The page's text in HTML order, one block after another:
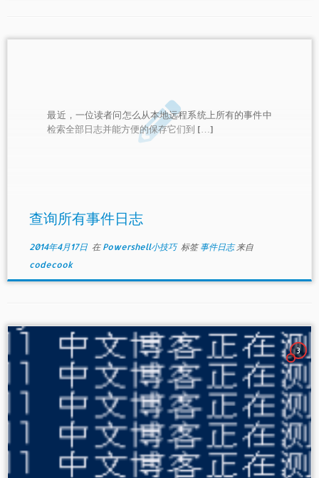
最近，一位读者问怎么从本地远程系统上所有的事件中
检索全部日志并能方便的保存它们到 […]
查询所有事件日志
2014年4月17日在 Powershell小技巧 标签事件日志来自
codecook
3